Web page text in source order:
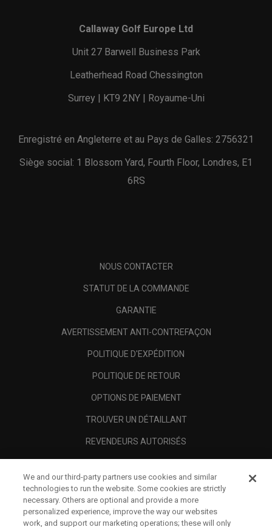
Callaway Golf Europe Ltd
Unit 27 Barwell Business Park
Leatherhead Road Chessington
Surrey | KT9 2NY | Royaume-Uni
Enregistré en Angleterre et au Pays de Galles: 2756321
Siège social: 1 Blossom Yard, Fourth Floor, Londres, E1
6RS
NOUS CONTACTER
STATUT DE LA COMMANDE
GARANTIE
AVERTISSEMENT ANTI-CONTREFAÇON
POLITIQUE D'EXPÉDITION
POLITIQUE DE RETOUR
OPTIONS DE PAIEMENT
TROUVER UN DÉTAILLANT
REVENDEURS AUTORISÉS
A PROPOS
MENTIONS LÉGALES
We and our third-party partners use cookies and similar
technologies to run the website. Some cookies are strictly
necessary. Others are optional and provide a more
personalized experience, improve the way our websites
work, and support our marketing operations; these will only